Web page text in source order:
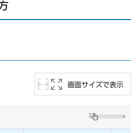
画面サイズで表示